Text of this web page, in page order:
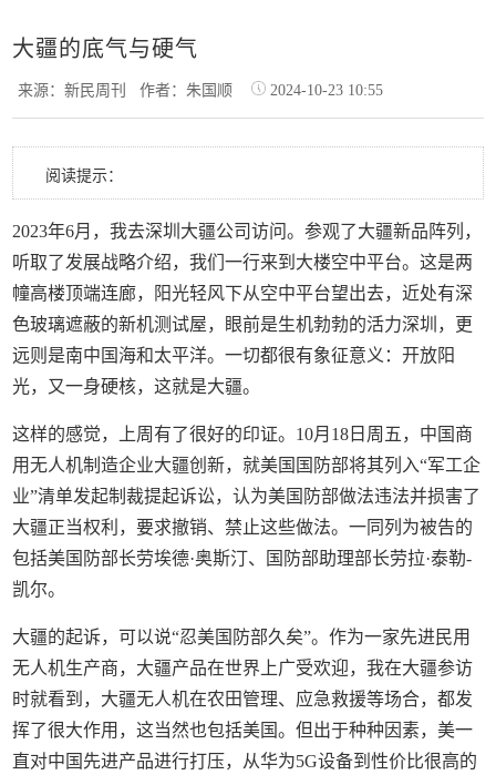
大疆的底气与硬气
来源：新民周刊作者：朱国顺 2024-10-23 10:55
阅读提示：
2023年6月，我去深圳大疆公司访问。参观了大疆新品阵列，
听取了发展战略介绍，我们一行来到大楼空中平台。这是两
幢高楼顶端连廊，阳光轻风下从空中平台望出去，近处有深
色玻璃遮蔽的新机测试屋，眼前是生机勃勃的活力深圳，更
远则是南中国海和太平洋。一切都很有象征意义：开放阳
光，又一身硬核，这就是大疆。
这样的感觉，上周有了很好的印证。10月18日周五，中国商
用无人机制造企业大疆创新，就美国国防部将其列入“军工企
业”清单发起制裁提起诉讼，认为美国防部做法违法并损害了
大疆正当权利，要求撤销、禁止这些做法。一同列为被告的
包括美国防部长劳埃德·奥斯汀、国防部助理部长劳拉·泰勒-
凯尔。
大疆的起诉，可以说“忍美国防部久矣”。作为一家先进民用
无人机生产商，大疆产品在世界上广受欢迎，我在大疆参访
时就看到，大疆无人机在农田管理、应急救援等场合，都发
挥了很大作用，这当然也包括美国。但出于种种因素，美一
直对中国先进产品进行打压，从华为5G设备到性价比很高的